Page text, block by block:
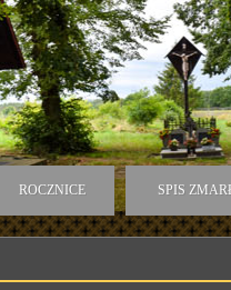
ROCZNICE SPIS